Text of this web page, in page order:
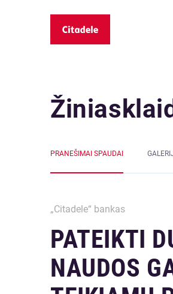
PRANEŠIMAI SPAUDAI
„Citadele“ bankas
PATEIKTI
NAUDOS